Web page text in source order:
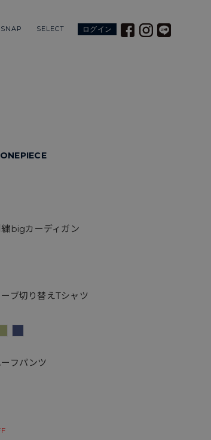
ログイン
SNAP SELECT
ONEPIECE
bigカーディガン
ブ切り替えTシャツ
フパンツ